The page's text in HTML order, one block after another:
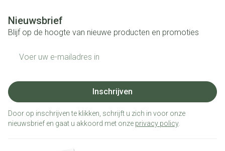
Nieuwsbrief
Blijf op de hoogte van nieuwe producten en promoties
Inschrijven
Door op inschrijven te klikken, schrijft u zich in voor onze
nieuwsbrief en gaat u akkoord met onze privacy policy.